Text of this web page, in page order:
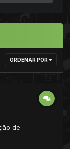
ORDENAR POR
de